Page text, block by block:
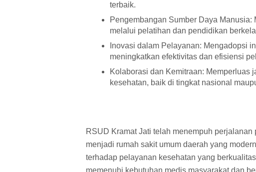
terbaik.
Pengembangan Sumber Daya
melalui pelatihan dan pendidikan
Inovasi dalam Pelayanan: Mengadopsi
meningkatkan efektivitas dan efisiensi
Kolaborasi dan Kemitraan: Memperluas
kesehatan, baik di tingkat nasional
RSUD Kramat Jati telah menempuh
menjadi rumah sakit umum daerah yang
terhadap pelayanan kesehatan yang